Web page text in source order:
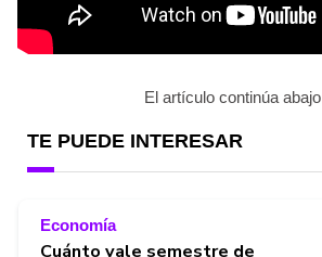
El artículo continúa abajo
TE PUEDE INTERESAR
Economía
Cuánto vale semestre de